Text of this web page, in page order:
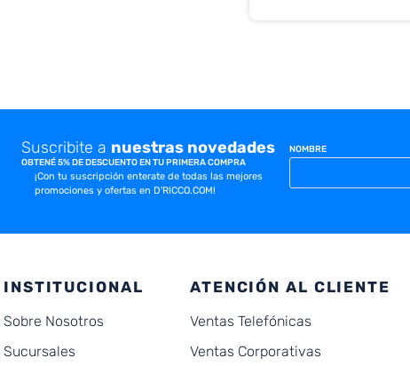
Suscribite a nuestras novedades
OBTENÉ 5% DE DESCUENTO EN TU PRIMERA COMPRA
¡Con tu suscripción enterate de todas las mejores
promociones y ofertas en D'RICCO.COM!
NOMBRE
INSTITUCIONAL
Sobre Nosotros
Sucursales
ATENCIÓN AL CLIENTE
Ventas Telefónicas
Ventas Corporativas